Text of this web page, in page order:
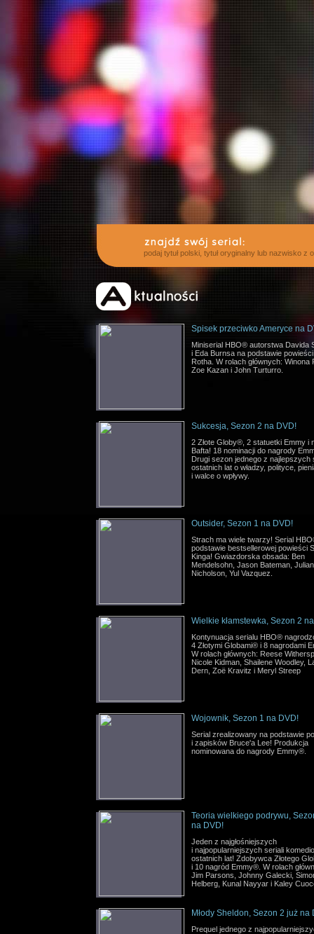
podaj tytuł polski, tytuł oryginalny lub nazwisko z
Spisek przeciwko Ameryce na
Miniserial HBO® autorstwa Davida
i Eda Burnsa na podstawie powieści
Rotha. W rolach głównych: Winona
Zoe Kazan i John Turturro.
Sukcesja, Sezon 2 na DVD!
2 Złote Globy®, 2 statuetki Emmy i
Bafta! 18 nominacji do nagrody
Drugi sezon jednego z najlepszych
ostatnich lat o władzy, polityce,
i walce o wpływy.
Outsider, Sezon 1 na DVD!
Strach ma wiele twarzy! Serial
podstawie bestsellerowej powieści
Kinga! Gwiazdorska obsada: Ben
Mendelsohn, Jason Bateman,
Nicholson, Yul Vazquez.
Wielkie kłamstewka, Sezon 2
Kontynuacja serialu HBO®
4 Złotymi Globami® i 8 nagrodami
W rolach głównych: Reese
Nicole Kidman, Shailene Woodley,
Dern, Zoë Kravitz i Meryl Streep
Wojownik, Sezon 1 na DVD!
Serial zrealizowany na podstawie
i zapisków Bruce'a Lee! Produkcja
nominowana do nagrody Emmy®.
Teoria wielkiego podrywu,
na DVD!
Jeden z najgłośniejszych
i najpopularniejszych seriali
ostatnich lat! Zdobywca Złotego
i 10 nagród Emmy®. W rolach
Jim Parsons, Johnny Galecki,
Helberg, Kunal Nayyar i Kaley
Młody Sheldon, Sezon 2 już na
Prequel jednego z